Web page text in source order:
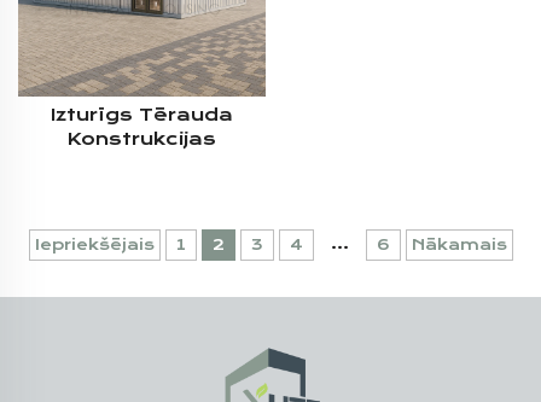
Izturīgs Tērauda
Konstrukcijas
Birosu Ēkai
Komerciālam Darba
Iepriekšējais 1 2 3 4 ... 6 Nākamais